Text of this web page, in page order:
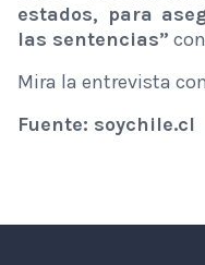
estados, para
las sentencias”
Mira la entrevista
Fuente: soychile.cl